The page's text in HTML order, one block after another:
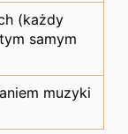
(każdy
samym
muzyki